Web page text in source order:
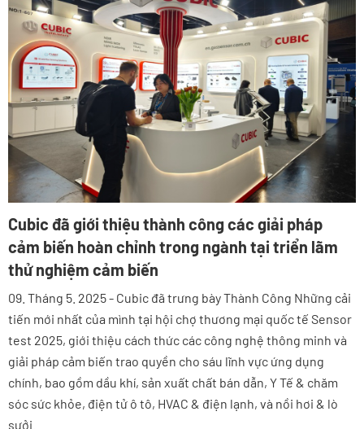
Cubic đã giới thiệu thành công các giải pháp
cảm biến hoàn chỉnh trong ngành tại triển lãm
thử nghiệm cảm biến
09. Tháng 5. 2025 - Cubic đã trưng bày Thành Công Những cải
tiến mới nhất của mình tại hội chợ thương mại quốc tế Sensor
test 2025, giới thiệu cách thức các công nghệ thông minh và
giải pháp cảm biến trao quyền cho sáu lĩnh vực ứng dụng
chính, bao gồm dầu khí, sản xuất chất bán dẫn, Y Tế & chăm
sóc sức khỏe, điện tử ô tô, HVAC & điện lạnh, và nồi hơi & lò
sưởi.